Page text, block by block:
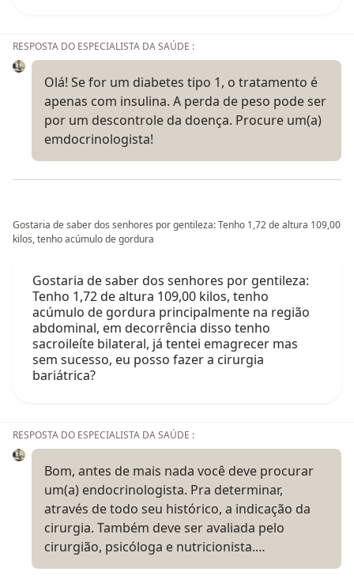
RESPOSTA DO ESPECIALISTA DA SAÚDE :
Olá! Se for um diabetes tipo 1, o tratamento é
apenas com insulina. A perda de peso pode ser
por um descontrole da doença. Procure um(a)
emdocrinologista!
Gostaria de saber dos senhores por gentileza: Tenho 1,72 de altura 109,00
kilos, tenho acúmulo de gordura
Gostaria de saber dos senhores por gentileza:
Tenho 1,72 de altura 109,00 kilos, tenho
acúmulo de gordura principalmente na região
abdominal, em decorrência disso tenho
sacroileíte bilateral, já tentei emagrecer mas
sem sucesso, eu posso fazer a cirurgia
bariátrica?
RESPOSTA DO ESPECIALISTA DA SAÚDE :
Bom, antes de mais nada você deve procurar
um(a) endocrinologista. Pra determinar,
através de todo seu histórico, a indicação da
cirurgia. Também deve ser avaliada pelo
cirurgião, psicóloga e nutricionista.…